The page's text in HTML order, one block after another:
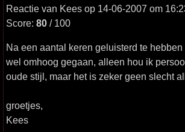
Reactie van Kees op 14-06-2007 om
Score: 80 / 100
Na een aantal keren geluisterd te
wel omhoog gegaan, alleen hou ik
oude stijl, maar het is zeker geen slecht
groetjes,
Kees